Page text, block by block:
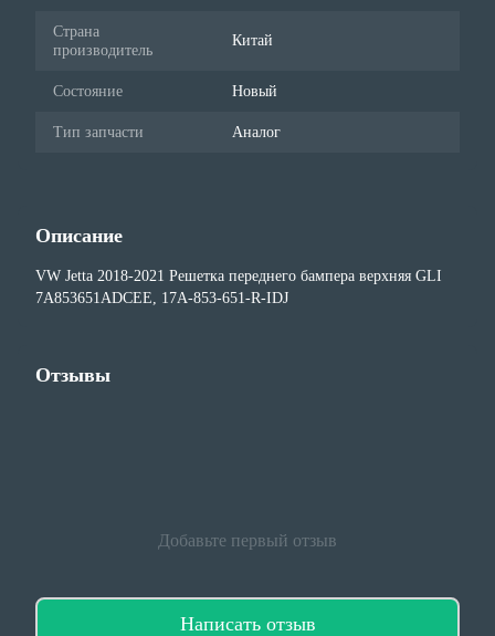
Страна
производитель
Китай
Состояние Новый
Тип запчасти Аналог
Описание
VW Jetta 2018-2021 Решетка переднего бампера верхняя GLI
7A853651ADCEE, 17A-853-651-R-IDJ
Отзывы
Добавьте первый отзыв
Написать отзыв